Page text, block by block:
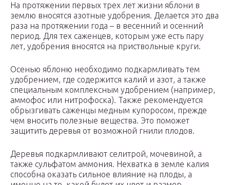
На протяжении первых трех лет жизни яблони в
землю вносятся азотные удобрения. Делается это два
раза на протяжении года – в весенний и осенний
период. Для тех саженцев, которым уже есть пару
лет, удобрения вносятся на приствольные круги.
Осенью яблоню необходимо подкармливать тем
удобрением, где содержится калий и азот, а также
специальным комплексным удобрением (например,
аммофос или нитрофоска). Также рекомендуется
обрызгивать саженцы медным купоросом, прежде
чем вносить полезные вещества. Это поможет
защитить деревья от возможной гнили плодов.
Деревья подкармливают селитрой, мочевиной, а
также сульфатом аммония. Нехватка в земле калия
способна оказать сильное влияние на плоды, а